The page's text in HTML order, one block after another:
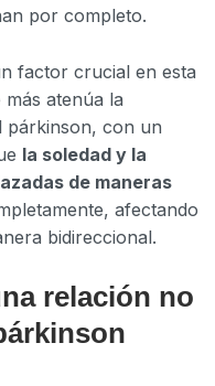
por completo.
factor crucial en esta
atenúa la
párkinson, con un
la soledad y la
de maneras
afectando
bidireccional.
relación no